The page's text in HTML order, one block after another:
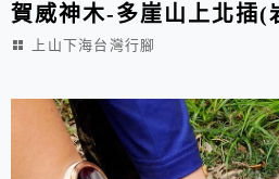
賀威神木-多崖山上北插(
上山下海台灣行腳